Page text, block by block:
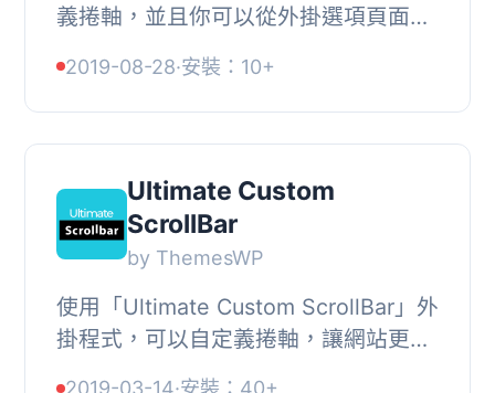
義捲軸，並且你可以從外掛選項頁面控
*你可以改變捲軸顏色，無限制顏色選
項。, *你...
2019-08-28·安裝：10+
Ultimate Custom
ScrollBar
by ThemesWP
使用「Ultimate Custom ScrollBar」外
掛程式，可以自定義捲軸，讓網站更加
2019-03-14·安裝：40+